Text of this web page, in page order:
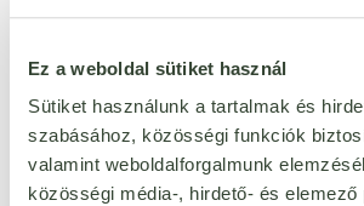
Ez a weboldal sütiket használ
Sütiket használunk a tartalmak és
szabásához, közösségi funkciók
valamint weboldalforgalmunk
közösségi média-, hirdető- és elemező
első!
ÉRTÉKELÉST ÍROK